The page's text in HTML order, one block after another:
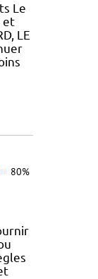
Le
et
LE
80%